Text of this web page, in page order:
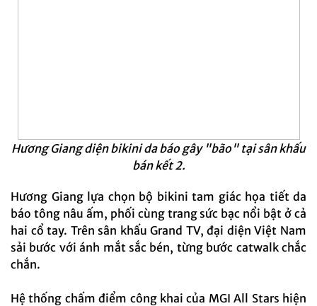
Hương Giang diện bikini da báo gây "bão" tại sân khấu
bán kết 2.
Hương Giang lựa chọn bộ bikini tam giác họa tiết da
báo tông nâu ấm, phối cùng trang sức bạc nổi bật ở cả
hai cổ tay. Trên sân khấu Grand TV, đại diện Việt Nam
sải bước với ánh mắt sắc bén, từng bước catwalk chắc
chắn.
Hệ thống chấm điểm công khai của MGI All Stars hiện